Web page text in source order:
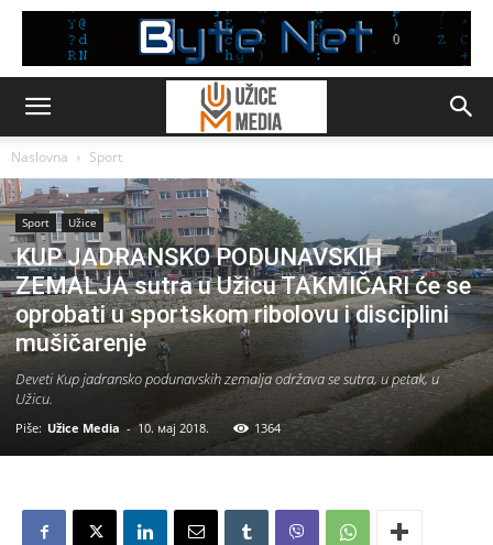
Naslovna Sport
Sport Užice
KUP JADRANSKO PODUNAVSKIH
ZEMALJA sutra u Užicu TAKMIČARI će se
oprobati u sportskom ribolovu i disciplini
mušičarenje
Deveti Kup jadransko podunavskih zemalja održava se sutra, u petak, u
Užicu.
Piše: Užice Media - 10. мај 2018. 1364